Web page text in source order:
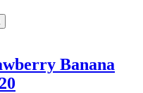
Banana